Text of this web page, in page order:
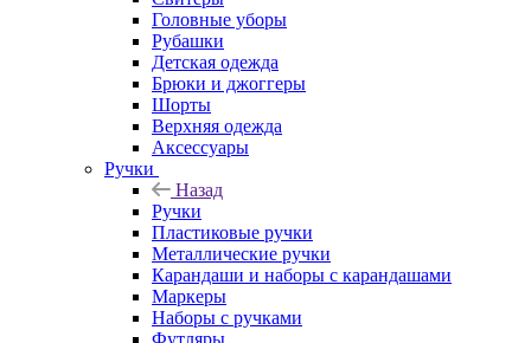
Головные уборы
Рубашки
Детская одежда
Брюки и джоггеры
Шорты
Верхняя одежда
Аксессуары
Ручки
Назад
Ручки
Пластиковые ручки
Металлические ручки
Карандаши и наборы с карандашами
Маркеры
Наборы с ручками
Футляры